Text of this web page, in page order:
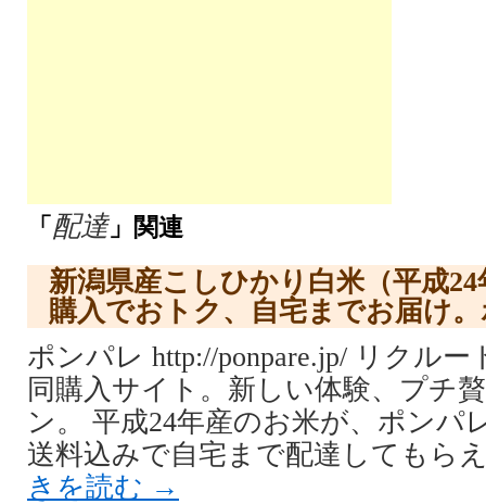
「 配達」関連
新潟県産こしひかり白米（平成
購入でおトク、自宅までお届け
ポンパレ http://ponpare.jp/ リクル
同購入サイト。新しい体験、プチ
ン。 平成24年産のお米が、ポンパ
送料込みで自宅まで配達してもら
きを読む →